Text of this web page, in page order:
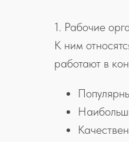
1. Рабочие
К ним
работают в